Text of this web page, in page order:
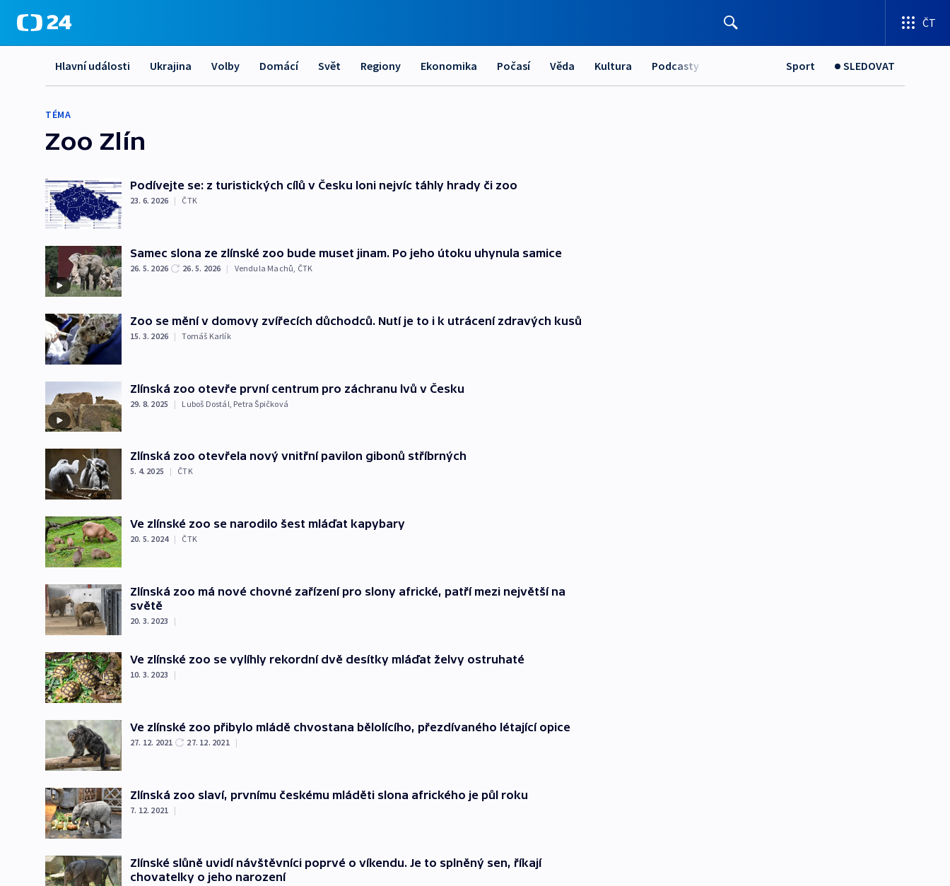
ČT
Hlavní události Ukrajina Volby Domácí Svět Regiony Ekonomika Počasí Věda Kultura Podcasty Sport SLEDOVAT
TÉMA
Zoo Zlín
Podívejte se: z turistických cílů v Česku loni nejvíc táhly hrady či zoo
23. 6. 2026 | ČTK
Samec slona ze zlínské zoo bude muset jinam. Po jeho útoku uhynula samice
26. 5. 2026 26. 5. 2026 | Vendula Machů, ČTK
Zoo se mění v domovy zvířecích důchodců. Nutí je to i k utrácení zdravých kusů
15. 3. 2026 | Tomáš Karlík
Zlínská zoo otevře první centrum pro záchranu lvů v Česku
29. 8. 2025 | Luboš Dostál Petra Špičková
Zlínská zoo otevřela nový vnitřní pavilon gibonů stříbrných
5. 4. 2025 | ČTK
Ve zlínské zoo se narodilo šest mláďat kapybary
20. 5. 2024 | ČTK
Zlínská zoo má nové chovné zařízení pro slony africké, patří mezi největší na
světě
20. 3. 2023 |
Ve zlínské zoo se vylíhly rekordní dvě desítky mláďat želvy ostruhaté
10. 3. 2023 |
Ve zlínské zoo přibylo mládě chvostana bělolícího, přezdívaného létající opice
27. 12. 2021 27. 12. 2021 |
Zlínská zoo slaví, prvnímu českému mláděti slona afrického je půl roku
7. 12. 2021 |
Zlínské slůně uvidí návštěvníci poprvé o víkendu. Je to splněný sen, říkají
chovatelky o jeho narození